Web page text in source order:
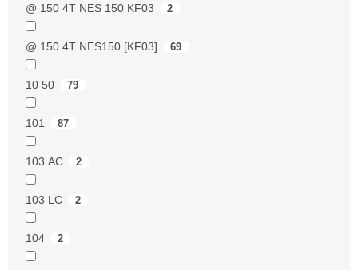
@ 150 4T NES 150 KF03 2
@ 150 4T NES150 [KF03] 69
10 50 79
101 87
103 AC 2
103 LC 2
104 2